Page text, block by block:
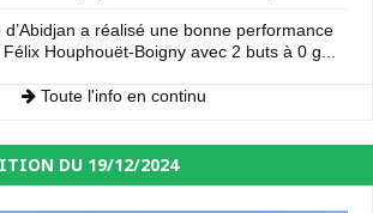
d’Abidjan a réalisé une bonne performance
Houphouët-Boigny avec 2 buts à 0 g...
Toute l'info en continu
DU 19/12/2024